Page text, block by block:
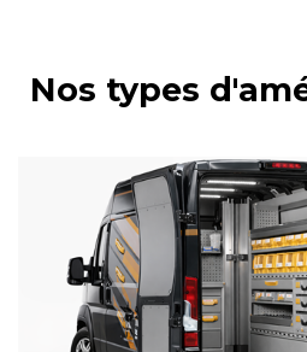
Nos types